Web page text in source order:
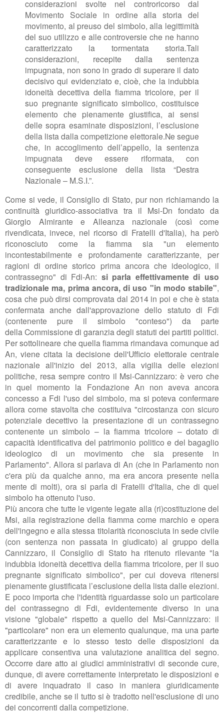
considerazioni svolte nel controricorso dal
Movimento Sociale in ordine alla storia del
movimento, al preuso del simbolo, alla legittimità
del suo utilizzo e alle controversie che ne hanno
caratterizzato la tormentata storia.Tali
considerazioni, recepite dalla sentenza
impugnata, non sono in grado di superare il dato
decisivo qui evidenziato e, cioè, che la indubbia
idoneità decettiva della fiamma tricolore, per il
suo pregnante significato simbolico, costituisce
elemento che pienamente giustifica, ai sensi
delle sopra esaminate disposizioni, l’esclusione
della lista dalla competizione elettorale.Ne segue
che, in accoglimento dell’appello, la sentenza
impugnata deve essere riformata, con
conseguente esclusione della lista “Destra
Nazionale – M.S.I.”.
Come si vede, il Consiglio di Stato, pur non richiamando la
continuità giuridico-associativa tra il Msi-Dn fondato da
Giorgio Almirante e Alleanza nazionale (così come
rivendicata, invece, nel ricorso di Fratelli d'Italia), ha però
riconosciuto come la fiamma sia "un elemento
incontestabilmente e profondamente caratterizzante, per
ragioni di ordine storico prima ancora che ideologico, il
contrassegno" di Fdi-An: si parla effettivamente di uso
tradizionale ma, prima ancora, di uso "in modo stabile",
cosa che può dirsi comprovata dal 2014 in poi e che è stata
confermata anche dall'approvazione dello statuto di Fdi
(contenente pure il simbolo "conteso") da parte
della Commissione di garanzia degli statuti dei partiti politici.
Per sottolineare che quella fiamma rimandava comunque ad
An, viene citata la decisione dell'Ufficio elettorale centrale
nazionale all'inizio del 2013, alla vigilia delle elezioni
politiche, resa sempre contro il Msi-Cannizzaro: è vero che
in quel momento la Fondazione An non aveva ancora
concesso a Fdi l'uso del simbolo, ma si poteva confermare
allora come stavolta che costituiva "circostanza con sicuro
potenziale decettivo la presentazione di un contrassegno
contenente un simbolo – la fiamma tricolore – dotato di
capacità identificativa del patrimonio politico e del bagaglio
ideologico di un movimento che sia presente in
Parlamento". Allora si parlava di An (che in Parlamento non
c'era più da qualche anno, ma era ancora presente nella
mente di molti), ora si parla di Fratelli d'Italia, che di quel
simbolo ha ottenuto l'uso.
Più ancora che tutte le vigente legate alla (ri)costituzione del
Msi, alla registrazione della fiamma come marchio e opera
dell'ingegno e alla stessa titolarità riconosciuta in sede civile
(con sentenza non passata in giudicato) al gruppo della
Cannizzaro, il Consiglio di Stato ha ritenuto rilevante "la
indubbia idoneità decettiva della fiamma tricolore, per il suo
pregnante significato simbolico", per cui doveva ritenersi
pienamente giustificata l’esclusione della lista dalle elezioni.
E poco importa che l'identità riguardasse solo un particolare
del contrassegno di Fdi, evidentemente diverso in una
visione "globale" rispetto a quello del Msi-Cannizzaro: il
"particolare" non era un elemento qualunque, ma una parte
caratterizzante e lo stesso testo delle disposizioni da
applicare consentiva una valutazione analitica del segno.
Occorre dare atto ai giudici amministrativi di seconde cure,
dunque, di avere correttamente interpretato le disposizioni e
di avere inquadrato il caso in maniera giuridicamente
credibile, anche se il tutto si è tradotto nell'esclusione di uno
dei concorrenti dalla competizione.